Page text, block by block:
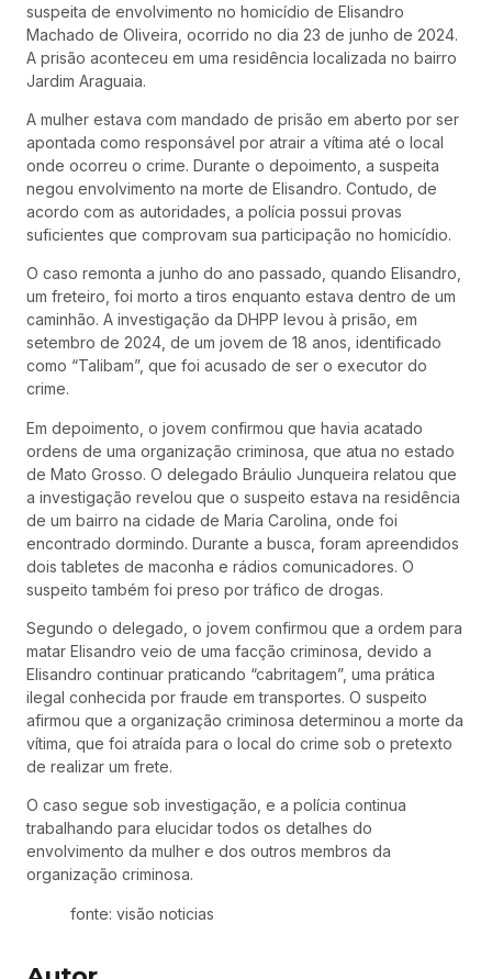
suspeita de envolvimento no homicídio de Elisandro
Machado de Oliveira, ocorrido no dia 23 de junho de 2024.
A prisão aconteceu em uma residência localizada no bairro
Jardim Araguaia.
A mulher estava com mandado de prisão em aberto por ser
apontada como responsável por atrair a vítima até o local
onde ocorreu o crime. Durante o depoimento, a suspeita
negou envolvimento na morte de Elisandro. Contudo, de
acordo com as autoridades, a polícia possui provas
suficientes que comprovam sua participação no homicídio.
O caso remonta a junho do ano passado, quando Elisandro,
um freteiro, foi morto a tiros enquanto estava dentro de um
caminhão. A investigação da DHPP levou à prisão, em
setembro de 2024, de um jovem de 18 anos, identificado
como “Talibam”, que foi acusado de ser o executor do
crime.
Em depoimento, o jovem confirmou que havia acatado
ordens de uma organização criminosa, que atua no estado
de Mato Grosso. O delegado Bráulio Junqueira relatou que
a investigação revelou que o suspeito estava na residência
de um bairro na cidade de Maria Carolina, onde foi
encontrado dormindo. Durante a busca, foram apreendidos
dois tabletes de maconha e rádios comunicadores. O
suspeito também foi preso por tráfico de drogas.
Segundo o delegado, o jovem confirmou que a ordem para
matar Elisandro veio de uma facção criminosa, devido a
Elisandro continuar praticando “cabritagem”, uma prática
ilegal conhecida por fraude em transportes. O suspeito
afirmou que a organização criminosa determinou a morte da
vítima, que foi atraída para o local do crime sob o pretexto
de realizar um frete.
O caso segue sob investigação, e a polícia continua
trabalhando para elucidar todos os detalhes do
envolvimento da mulher e dos outros membros da
organização criminosa.
fonte: visão noticias